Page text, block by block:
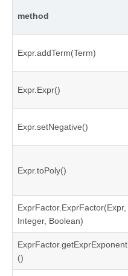
method
Expr.addTerm(Term)
Expr.Expr()
Expr.setNegative()
Expr.toPoly()
ExprFactor.ExprFactor(Expr,
Integer, Boolean)
ExprFactor.getExprExponent
()